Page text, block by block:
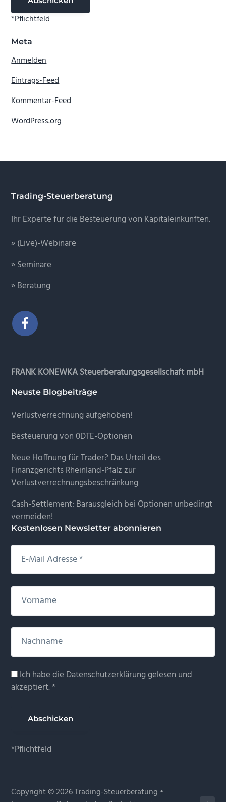
*Pflichtfeld
Meta
Anmelden
Eintrags-Feed
Kommentar-Feed
WordPress.org
Footer
Trading-Steuerberatung
Ihr Experte für die Besteuerung von Kapitaleinkünften.
» (Live)-Webinare
» Seminare
» Beratung
FRANK KONEWKA Steuerberatungsgesellschaft mbH
Neuste Blogbeiträge
Verlustverrechnung aufgehoben!
Besteuerung von 0DTE-Optionen
Neue Hoffnung für Trader? Das Urteil des
Finanzgerichts Rheinland-Pfalz zur
Verlustverrechnungsbeschränkung
Cash-Settlement: Barausgleich bei Optionen unbedingt
vermeiden!
Kostenlosen Newsletter abonnieren
Ich habe dieDatenschutzerklärunggelesen und
akzeptiert. *
*Pflichtfeld
Copyright © 2026 Trading-Steuerberatung •